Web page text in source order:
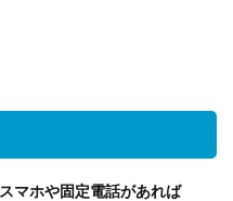
スマホや固定電話があれば